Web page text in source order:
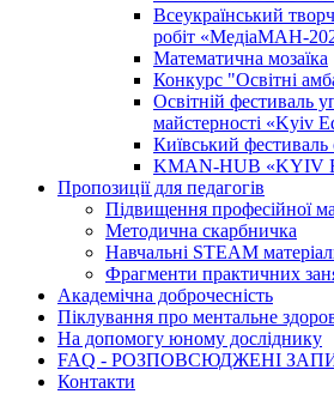
Всеукраїнський
робіт «МедіаМАН-
Математична мозаїка
Конкурс "Освітні
Освітній фестиваль
майстерності «Kyiv
Київський фестиваль
KMAN-HUB «KYIV
Пропозиції для педагогів
Підвищення професійної
Методична скарбничка
Навчальні STEAM
Фрагменти практичних
Академічна доброчесність
Піклування про ментальне
На допомогу юному досліднику
FAQ - РОЗПОВСЮДЖЕНІ
Контакти